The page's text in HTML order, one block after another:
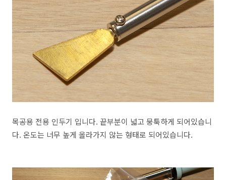
목공용 전용 인두기 입니다. 끝부분이 넓고 뭉툭하게 되어있습니
다. 온도는 너무 높게 올라가지 않는 형태로 되어있습니다.